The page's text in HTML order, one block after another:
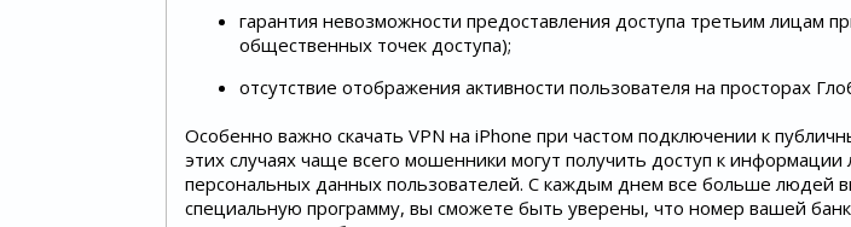
гарантия невозможности предоставления доступа третьим лицам
общественных точек доступа);
отсутствие отображения активности пользователя на просторах
Особенно важно скачать VPN на iPhone при частом подключении к
этих случаях чаще всего мошенники могут получить доступ к информации
персональных данных пользователей. С каждым днем все больше людей
специальную программу, вы сможете быть уверены, что номер вашей